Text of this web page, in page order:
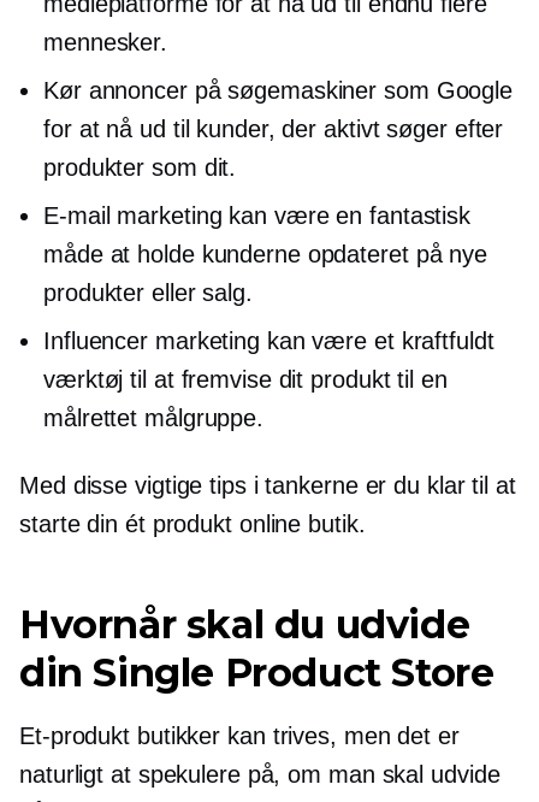
mennesker.
Kør annoncer på søgemaskiner som Google
for at nå ud til kunder, der aktivt søger efter
produkter som dit.
E-mail marketing kan være en fantastisk
måde at holde kunderne opdateret på nye
produkter eller salg.
Influencer marketing kan være et kraftfuldt
værktøj til at fremvise dit produkt til en
målrettet målgruppe.
Med disse vigtige tips i tankerne er du klar til at
starte din ét produktonline butik.
Hvornår skal du udvide
din Single Product Store
Et-produkt butikker kan trives, men det er
naturligt at spekulere på, om man skal udvide